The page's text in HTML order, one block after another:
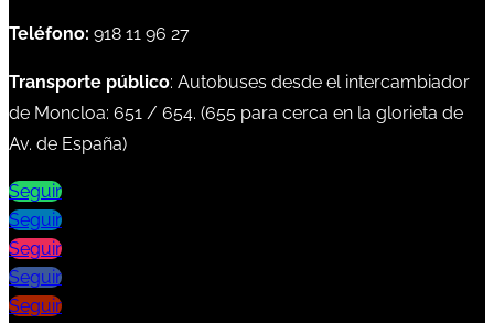
Teléfono: 918 11 96 27
Transporte público: Autobuses desde el intercambiador
de Moncloa: 651 / 654. (655 para cerca en la glorieta de
Av. de España)
Seguir
Seguir
Seguir
Seguir
Seguir